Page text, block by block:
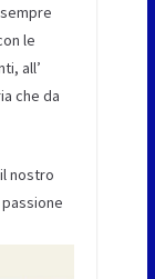
le
all’
che da
nostro